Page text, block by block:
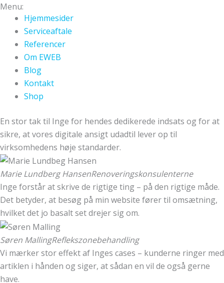
Menu:
Hjemmesider
Serviceaftale
Referencer
Om EWEB
Blog
Kontakt
Shop
En stor tak til Inge for hendes dedikerede indsats og for at
sikre, at vores digitale ansigt udadtil lever op til
virksomhedens høje standarder.
Marie Lundberg HansenRenoveringskonsulenterne
Inge forstår at skrive de rigtige ting – på den rigtige måde.
Det betyder, at besøg på min website fører til omsætning,
hvilket det jo basalt set drejer sig om.
Søren MallingReflekszonebehandling
Vi mærker stor effekt af Inges cases – kunderne ringer med
artiklen i hånden og siger, at sådan en vil de også gerne
have.